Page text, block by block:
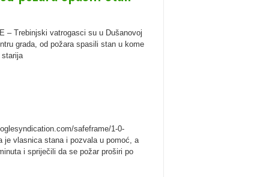
– Trebinjski vatrogasci su u Dušanovoj
grada, od požara spasili stan u kome
safeframe/1-0-
je vlasnica stana i pozvala u pomoć, a
i spriječili da se požar proširi po